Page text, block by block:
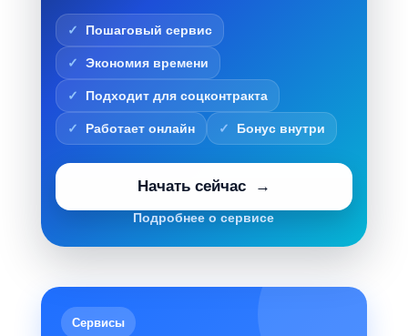
Пошаговый сервис
Экономия времени
Подходит для соцконтракта
Работает онлайн Бонус внутри
Начать сейчас
Подробнее о сервисе
Сервисы